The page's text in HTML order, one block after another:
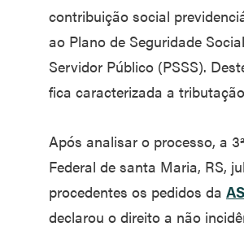
contribuição social
ao Plano de Seguridade
Servidor Público (PSSS).
fica caracterizada a
Após analisar o processo, a
Federal de santa Maria, RS,
procedentes os pedidos da
declarou o direito a não